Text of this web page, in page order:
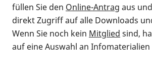
füllen Sie den Online-Antrag aus
direkt Zugriff auf alle Downloads
Wenn Sie noch kein Mitglied sind,
auf eine Auswahl an Infomaterialien